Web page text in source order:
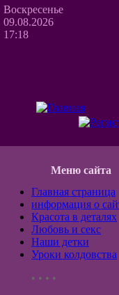
Воскресенье
09.08.2026
17:18
Меню сайта
Главная страница
информация о
Красота в деталях
Любовь и секс
Наши детки
Уроки колдовства
• • • •